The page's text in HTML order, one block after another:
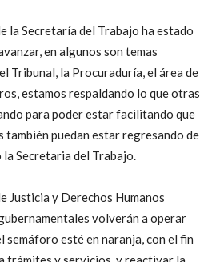
la Secretaría del Trabajo ha estado
en algunos son temas
Tribunal, la Procuraduría, el área de
estamos respaldando lo que otras
para poder estar facilitando que
también puedan estar regresando de
la Secretaria del Trabajo.
Justicia y Derechos Humanos
volverán a operar
semáforo esté en naranja, con el fin